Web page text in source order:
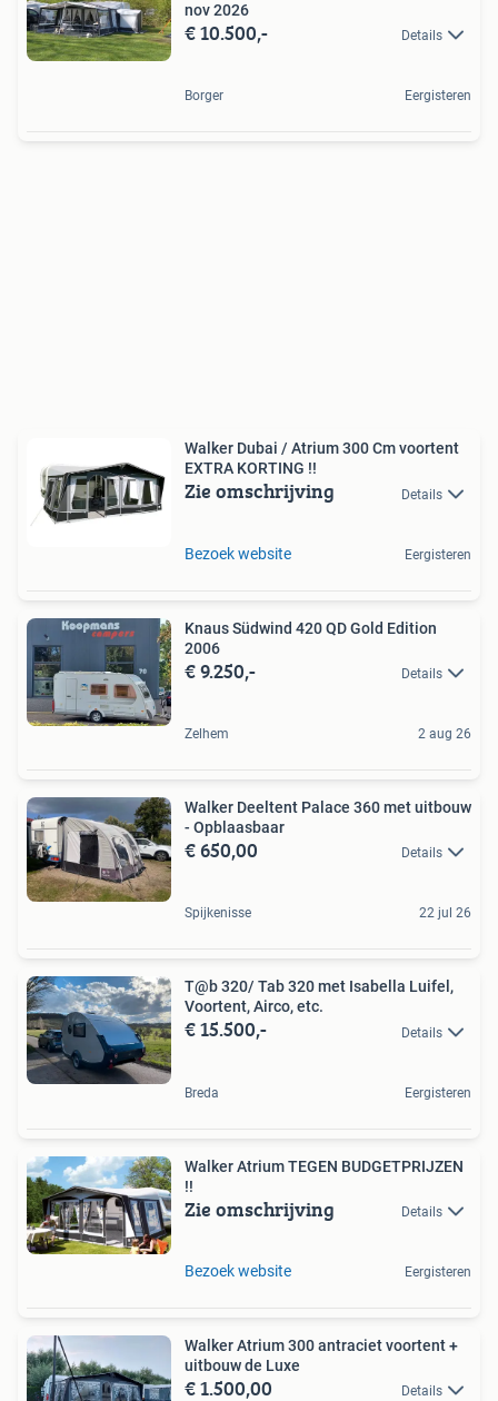
nov 2026
€ 10.500,- Details
Borger Eergisteren
Walker Dubai / Atrium 300 Cm voortent
EXTRA KORTING !!
Zie omschrijving Details
Bezoek website Eergisteren
Knaus Südwind 420 QD Gold Edition
2006
€ 9.250,- Details
Zelhem 2 aug 26
Walker Deeltent Palace 360 met uitbouw
- Opblaasbaar
€ 650,00 Details
Spijkenisse 22 jul 26
T@b 320/ Tab 320 met Isabella Luifel,
Voortent, Airco, etc.
€ 15.500,- Details
Breda Eergisteren
Walker Atrium TEGEN BUDGETPRIJZEN
!!
Zie omschrijving Details
Bezoek website Eergisteren
Walker Atrium 300 antraciet voortent +
uitbouw de Luxe
€ 1.500,00 Details